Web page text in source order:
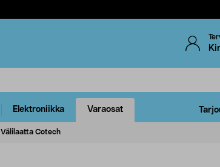
Elektroniikka Varaosat
Välilaatta Cotech